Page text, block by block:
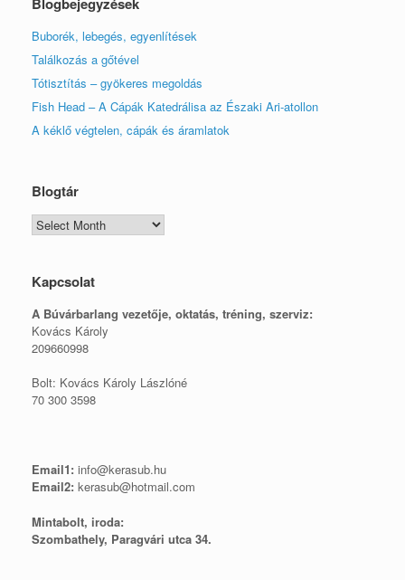
Buborék, lebegés, egyenlítések
Találkozás a gőtével
Tótisztítás – gyökeres megoldás
Fish Head – A Cápák Katedrálisa az Északi Ari-atollon
A kéklő végtelen, cápák és áramlatok
Blogtár
Blogtár
Kapcsolat
A Búvárbarlang vezetője, oktatás, tréning, szerviz:
Kovács Károly
209660998
Bolt: Kovács Károly Lászlóné
70 300 3598
Email1: info@kerasub.hu
Email2: kerasub@hotmail.com
Mintabolt, iroda:
Szombathely, Paragvári utca 34.